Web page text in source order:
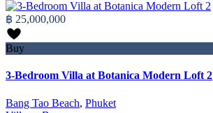
฿ 25,000,000
Buy
3-Bedroom Villa at Botanica Modern Loft 2
Bang Tao Beach, Phuket